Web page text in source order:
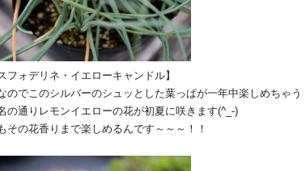
フォデリネ・イエローキャンドル】
のでこのシルバーのシュッとした葉っぱが一年中楽しめちゃう
の通りレモンイエローの花が初夏に咲きます(^_-)
その花香りまで楽しめるんです～～～！！